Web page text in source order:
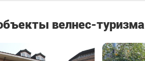
велнес-туризма